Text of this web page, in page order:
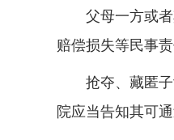
父母一方或者
赔偿损失等民事
抢夺、藏匿子
院应当告知其可